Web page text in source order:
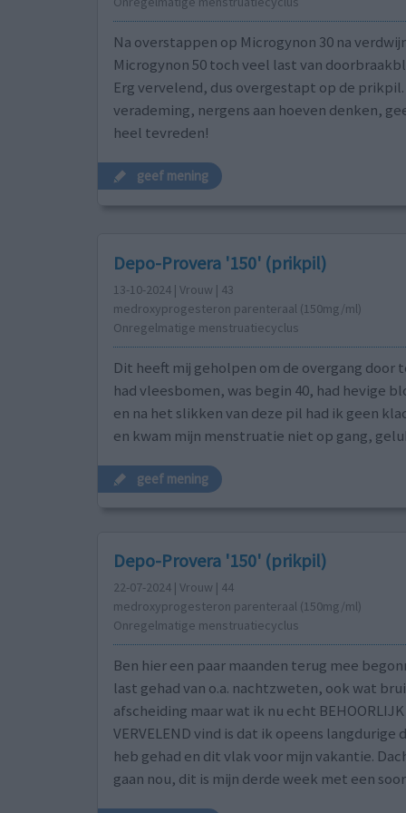
Na overstappen op Microgynon 30 na
Microgynon 50 toch veel last van
Erg vervelend, dus overgestapt op de prikpil.
verademing, nergens aan hoeven denken,
heel tevreden!
geef mening
Depo-Provera '150' (prikpil)
13-10-2024 | Vrouw | 43
medroxyprogesteron parenteraal (150mg/ml)
Onregelmatige menstruatiecyclus
Dit heeft mij geholpen om de overgang door
had vleesbomen, was begin 40, had hevige
en na het slikken van deze pil had ik geen
en kwam mijn menstruatie niet op gang,
geef mening
Depo-Provera '150' (prikpil)
22-07-2024 | Vrouw | 44
medroxyprogesteron parenteraal (150mg/ml)
Onregelmatige menstruatiecyclus
Ben hier een paar maanden terug mee
last gehad van o.a. nachtzweten, ook wat
afscheiding maar wat ik nu echt BEHOORLIJK
VERVELEND vind is dat ik opeens
heb gehad en dit vlak voor mijn vakantie.
gaan nou, dit is mijn derde week met een